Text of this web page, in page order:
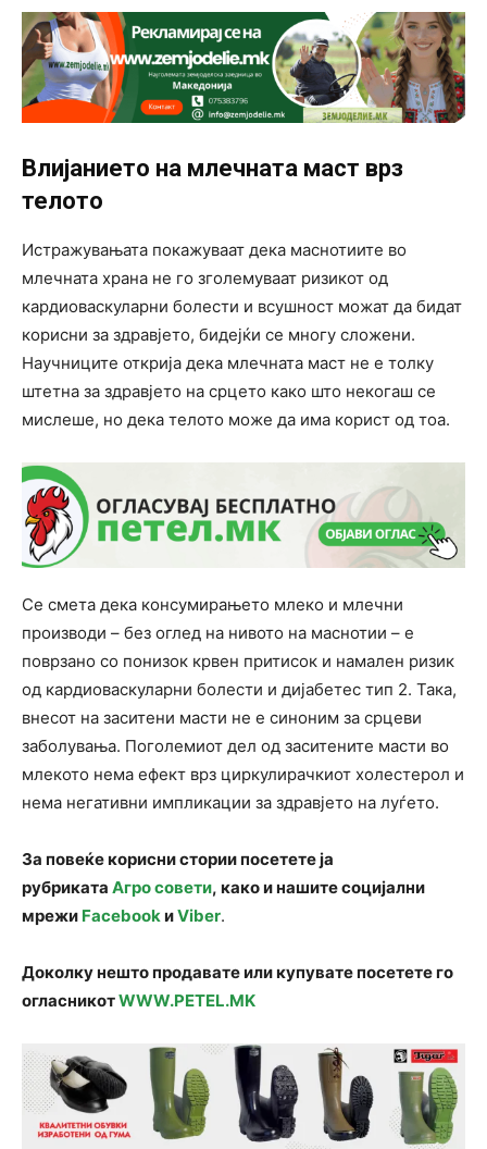
Влијанието на млечната маст врз
телото
Истражувањата покажуваат дека маснотиите во
млечната храна не го зголемуваат ризикот од
кардиоваскуларни болести и всушност можат да бидат
корисни за здравјето, бидејќи се многу сложени.
Научниците открија дека млечната маст не е толку
штетна за здравјето на срцето како што некогаш се
мислеше, но дека телото може да има корист од тоа.
Се смета дека консумирањето млеко и млечни
производи – без оглед на нивото на маснотии – е
поврзано со понизок крвен притисок и намален ризик
од кардиоваскуларни болести и дијабетес тип 2. Така,
внесот на заситени масти не е синоним за срцеви
заболувања. Поголемиот дел од заситените масти во
млекото нема ефект врз циркулирачкиот холестерол и
нема негативни импликации за здравјето на луѓето.
За повеќе корисни стории посетете ја
рубриката Агро совети, како и нашите социјални
мрежи FacebookиViber.
Доколку нешто продавате или купувате посетете го
огласникотWWW.PETEL.MK